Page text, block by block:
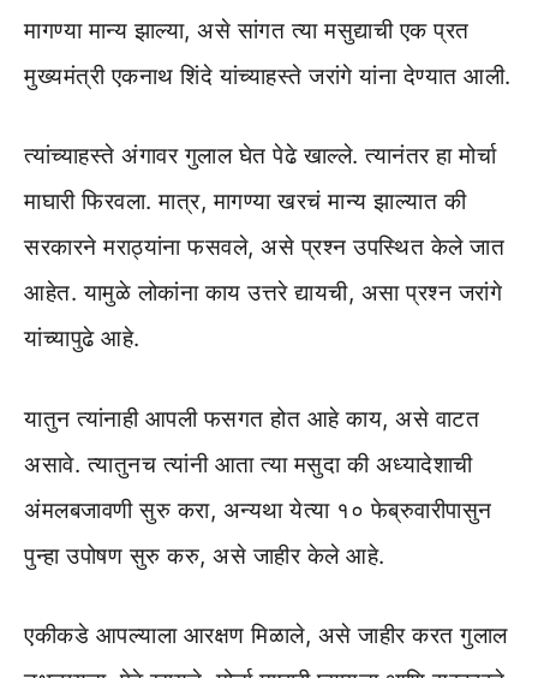
मागण्या मान्य झाल्या, असे सांगत त्या मसुद्याची एक प्रत
मुख्यमंत्री एकनाथ शिंदे यांच्याहस्ते जरांगे यांना देण्यात आली.
त्यांच्याहस्ते अंगावर गुलाल घेत पेढे खाल्ले. त्यानंतर हा मोर्चा
माघारी फिरवला. मात्र, मागण्या खरचं मान्य झाल्यात की
सरकारने मराठ्यांना फसवले, असे प्रश्न उपस्थित केले जात
आहेत. यामुळे लोकांना काय उत्तरे द्यायची, असा प्रश्न जरांगे
यांच्यापुढे आहे.
यातुन त्यांनाही आपली फसगत होत आहे काय, असे वाटत
असावे. त्यातुनच त्यांनी आता त्या मसुदा की अध्यादेशाची
अंमलबजावणी सुरु करा, अन्यथा येत्या १० फेब्रुवारीपासुन
पुन्हा उपोषण सुरु करु, असे जाहीर केले आहे.
एकीकडे आपल्याला आरक्षण मिळाले, असे जाहीर करत गुलाल